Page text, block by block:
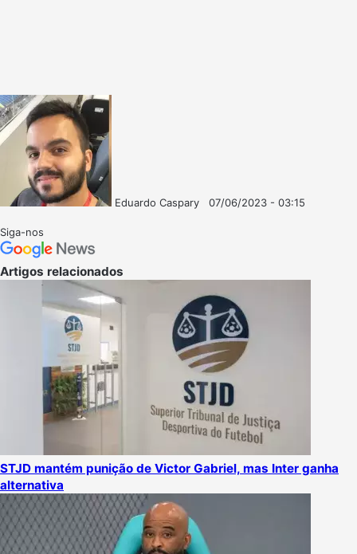
Eduardo Caspary
07/06/2023 - 03:15
Siga-nos
Artigos relacionados
STJD mantém punição de Victor Gabriel, mas Inter ganha
alternativa